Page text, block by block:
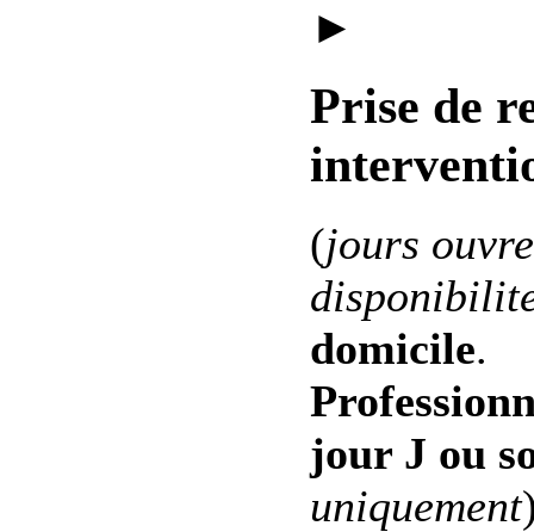
►
Prise de
(jours
domicile.
jour J ou
uniquement